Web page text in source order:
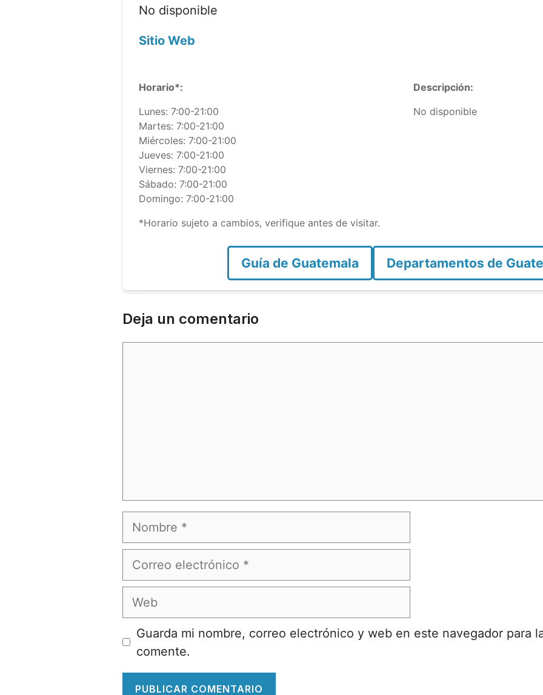
No disponible
Sitio Web
Horario*:
Lunes: 7:00-21:00
Martes: 7:00-21:00
Miércoles: 7:00-21:00
Jueves: 7:00-21:00
Viernes: 7:00-21:00
Sábado: 7:00-21:00
Domingo: 7:00-21:00
*Horario sujeto a cambios, verifique antes de visitar.
Descripción:
No disponible
Guía de Guatemala Departamentos de
Deja un comentario
Nombre
Correo
Web
Guarda mi nombre, correo electrónico y web en este navegador para
comente.